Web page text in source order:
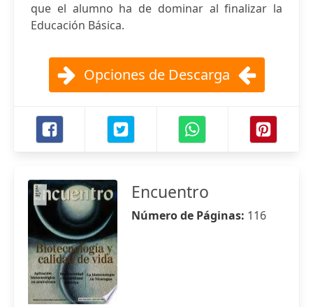
que el alumno ha de dominar al finalizar la
Educación Básica.
Opciones de Descarga
Encuentro
Número de Páginas: 116